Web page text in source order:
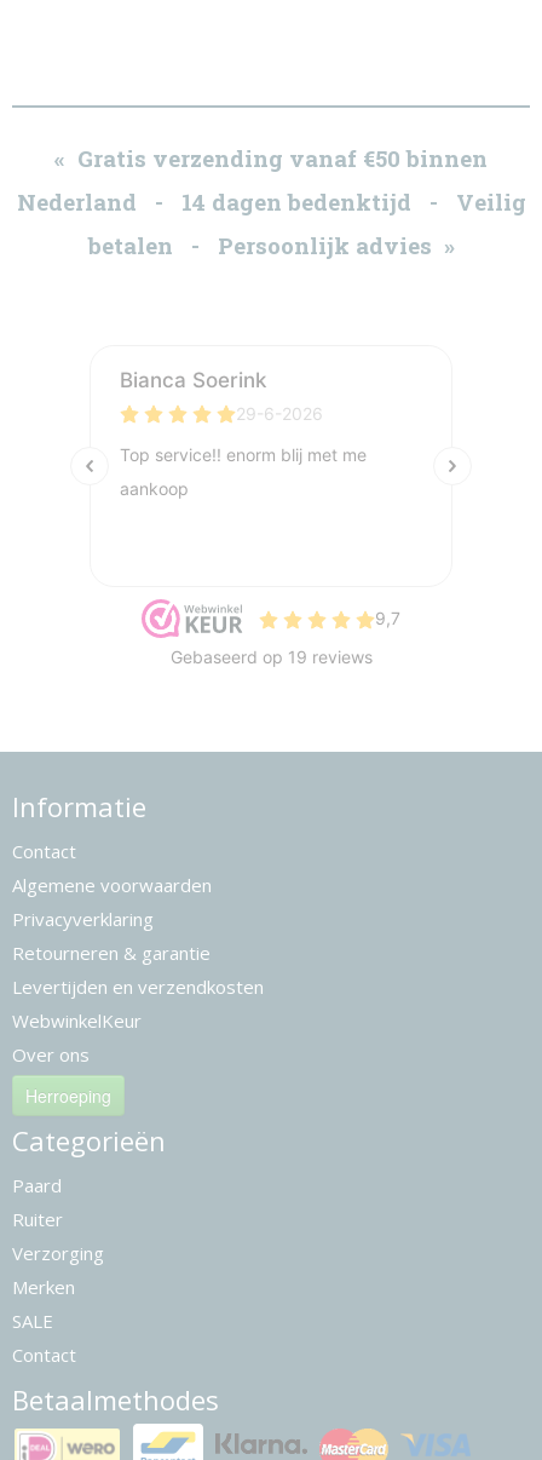
« Gratis verzending vanaf €50 binnen
Nederland - 14 dagen bedenktijd - Veilig
betalen - Persoonlijk advies »
Informatie
Contact
Algemene voorwaarden
Privacyverklaring
Retourneren & garantie
Levertijden en verzendkosten
WebwinkelKeur
Over ons
Herroeping
Categorieën
Paard
Ruiter
Verzorging
Merken
SALE
Contact
Betaalmethodes